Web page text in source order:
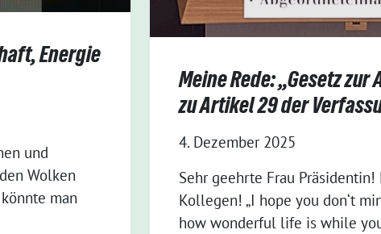
Energie
und
Wolken
man
Meine Rede: „Gesetz
zu Artikel 29 der
4. Dezember 2025
Sehr geehrte Frau
Kollegen! „I hope you don‘t
how wonderful life is while